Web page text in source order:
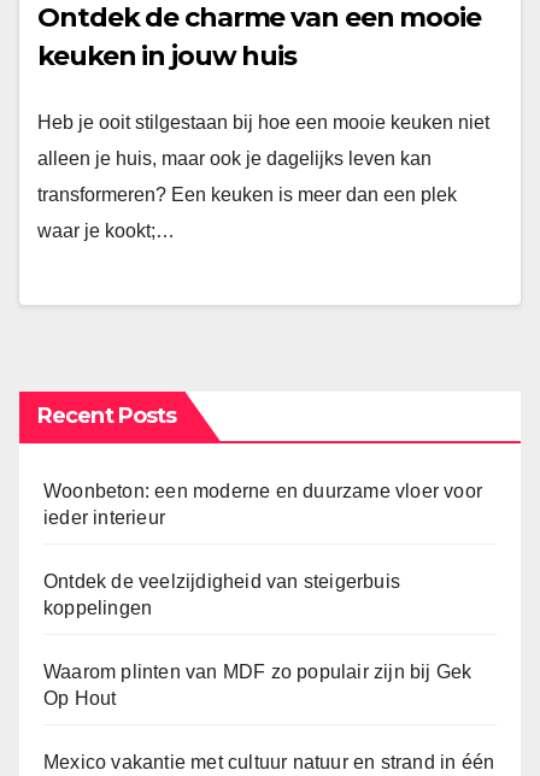
Ontdek de charme van een mooie
keuken in jouw huis
Heb je ooit stilgestaan bij hoe een mooie keuken niet
alleen je huis, maar ook je dagelijks leven kan
transformeren? Een keuken is meer dan een plek
waar je kookt;…
Recent Posts
Woonbeton: een moderne en duurzame vloer voor
ieder interieur
Ontdek de veelzijdigheid van steigerbuis
koppelingen
Waarom plinten van MDF zo populair zijn bij Gek
Op Hout
Mexico vakantie met cultuur natuur en strand in één